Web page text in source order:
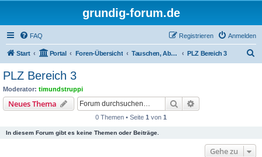
grundig-forum.de
FAQ Anmelden
Registrieren
Start Portal Foren-Übersicht Tauschen, Abholen, Zustellen, Treff's PLZ Bereich 3
PLZ Bereich 3
Moderator: timundstruppi
Neues Thema Suche
0 Themen • Seite 1 von 1
In diesem Forum gibt es keine Themen oder Beiträge.
Gehe zu